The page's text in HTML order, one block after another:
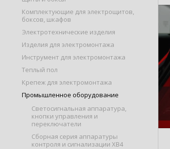
Комплектующие для электрощитов,
боксов, шкафов
Электротехнические изделия
Изделия для электромонтажа
Инструмент для электромонтажа
Теплый пол
Крепеж для электромонтажа
Промышленное оборудование
Светосигнальная аппаратура,
кнопки управления и
переключатели
Сборная серия аппаратуры
контроля и сигнализации XB4